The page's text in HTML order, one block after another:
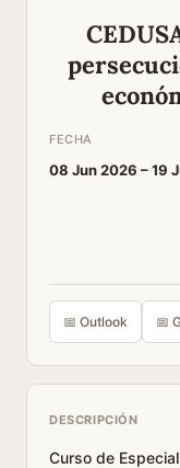
FECHA
08 Jun 2026 –19
📅 Outlook 📅
DESCRIPCIÓN
Curso de